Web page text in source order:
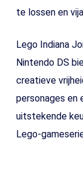
te lossen en
Lego Indiana
Nintendo DS
creatieve
personages en
uitstekende
Lego-